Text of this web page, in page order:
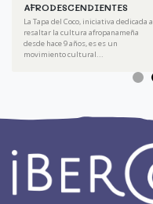
AFRODESCENDIENTES
La Tapa del Coco, iniciativa dedicada a
resaltar la cultura afropanameña
desde hace 9 años, es es un
movimiento cultural...